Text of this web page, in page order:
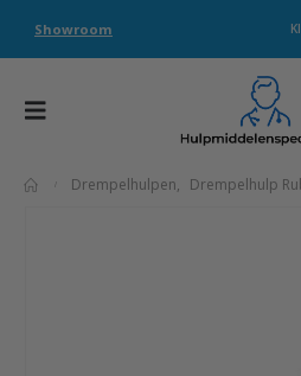
Showroom
Drempelhulpen, Drempelhulp